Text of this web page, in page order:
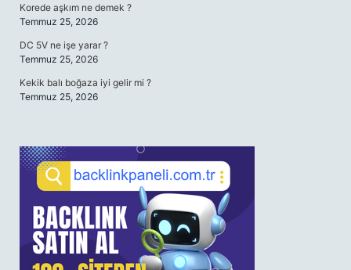
Korede aşkım ne demek ?
Temmuz 25, 2026
DC 5V ne işe yarar ?
Temmuz 25, 2026
Kekik balı boğaza iyi gelir mi ?
Temmuz 25, 2026